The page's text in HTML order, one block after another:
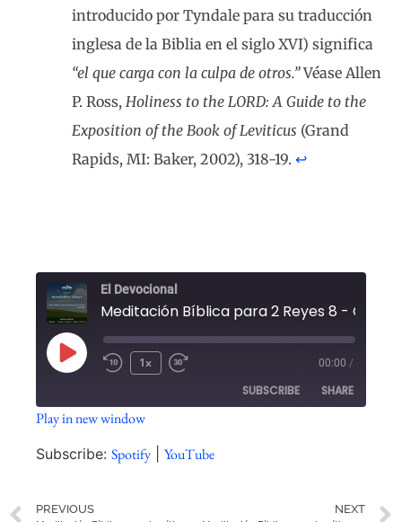
introducido por Tyndale para su traducción
inglesa de la Biblia en el siglo XVI) significa
“el que carga con la culpa de otros.”Véase Allen
P. Ross, Holiness to the LORD: A Guide to the
Exposition of the Book of Leviticus (Grand
Rapids, MI: Baker, 2002), 318-19. ↩︎
El Devocional
1x 00:00 /
SUBSCRIBE SHARE
SHARE
EMBED
Play in new window
Subscribe: Spotify| YouTube
PREVIOUS NEXT